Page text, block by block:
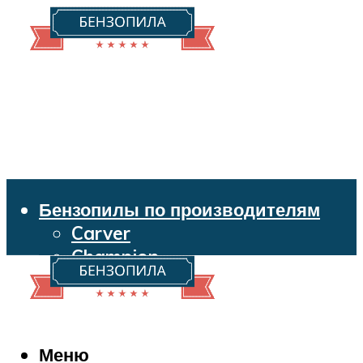
Бензопилы по производителям
Carver
Champion
Echo
Husqvarna
Makita
Меню